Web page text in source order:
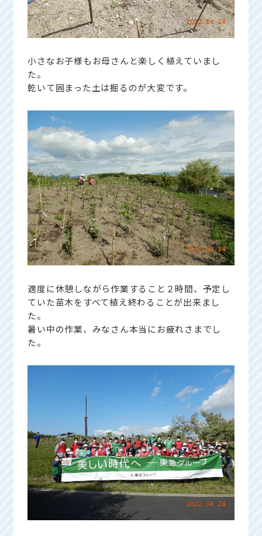
小さなお子様もお母さんと楽しく植えていまし
た。
乾いて固まった土は掘るのが大変です。
適度に休憩しながら作業すること２時間、予定し
ていた苗木をすべて植え終わることが出来まし
た。
暑い中の作業、みなさん本当にお疲れさまでし
た。